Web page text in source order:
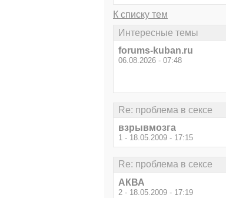
К списку тем
Интересные темы
forums-kuban.ru
06.08.2026 - 07:48
Re: проблема в сексе
взрывмозга
1 - 18.05.2009 - 17:15
Re: проблема в сексе
АКВА
2 - 18.05.2009 - 17:19